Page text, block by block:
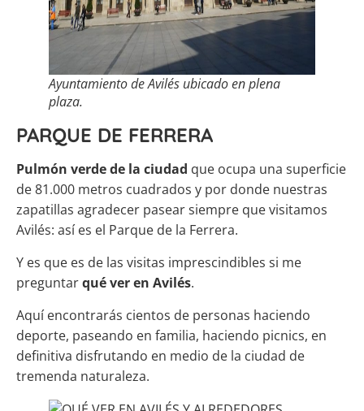
Ayuntamiento de Avilés ubicado en plena
plaza.
PARQUE DE FERRERA
Pulmón verde de la ciudad que ocupa una superficie
de 81.000 metros cuadrados y por donde nuestras
zapatillas agradecer pasear siempre que visitamos
Avilés: así es el Parque de la Ferrera.
Y es que es de las visitas imprescindibles si me
preguntarqué ver en Avilés.
Aquí encontrarás cientos de personas haciendo
deporte, paseando en familia, haciendo picnics, en
definitiva disfrutando en medio de la ciudad de
tremenda naturaleza.